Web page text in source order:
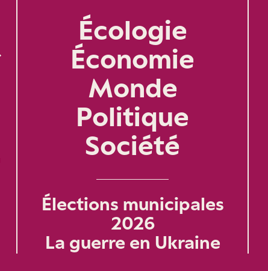
Écologie
Économie
Monde
Politique
Société
Élections municipales
2026
La guerre en Ukraine